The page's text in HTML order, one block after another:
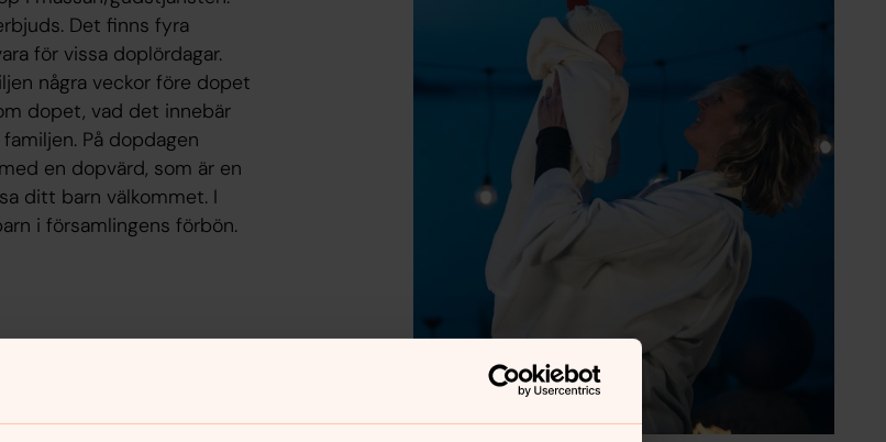
Det finns fyra
för vissa doplördagar.
några veckor före dopet
dopet, vad det innebär
På dopdagen
en dopvärd, som är en
ditt barn välkommet. I
i församlingens förbön.